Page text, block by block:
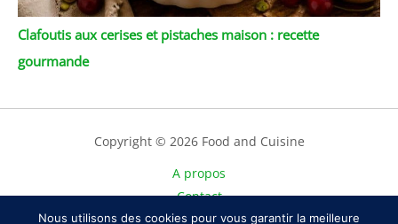
Clafoutis aux cerises et pistaches maison : recette
gourmande
Copyright © 2026 Food and Cuisine
A propos
Contact
Plan du site
Nous utilisons des cookies pour vous garantir la meilleure